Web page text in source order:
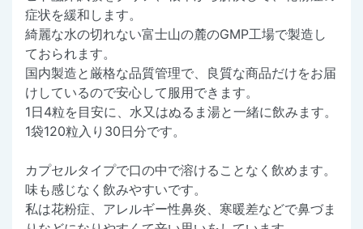
症状を緩和します。
綺麗な水の切れない富士山の麓のGMP工場で製造し
ておられます。
国内製造と厳格な品質管理で、良質な商品だけをお届
けしているので安心して服用できます。
1日4粒を目安に、水又はぬるま湯と一緒に飲みます。
1袋120粒入り30日分です。
カプセルタイプで口の中で溶けることなく飲めます。
味も感じなく飲みやすいです。
私は花粉症、アレルギー性鼻炎、寒暖差などで鼻づま